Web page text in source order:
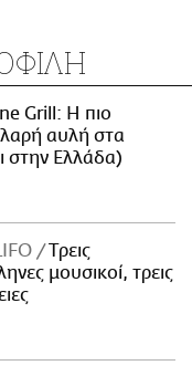
Grill: Η πιο
αυλή στα
στην Ελλάδα)
Tρεις
μουσικοί, τρεις